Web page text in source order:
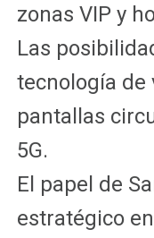
zonas VIP y
Las
tecnología de
pantallas
5G.
El papel de
estratégico